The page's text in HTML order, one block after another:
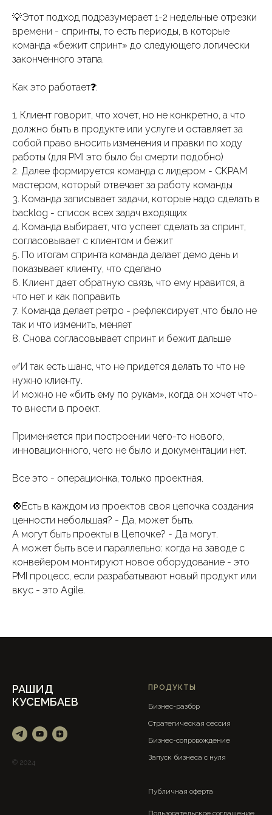
💡Этот подход подразумерает 1-2 недельные отрезки
времени - спринты, то есть периоды, в которые
команда «бежит спринт» до следующего логически
законченного этапа.
Как это работает❓:
1. Клиент говорит, что хочет, но не конкретно, а что
должно быть в продукте или услуге и оставляет за
собой право вносить изменения и правки по ходу
работы (для PMI это было бы смерти подобно)
2. Далее формируется команда с лидером - СКРАМ
мастером, который отвечает за работу команды
3. Команда записывает задачи, которые надо сделать в
backlog - список всех задач входящих
4. Команда выбирает, что успеет сделать за спринт,
согласовывает с клиентом и бежит
5. По итогам спринта команда делает демо день и
показывает клиенту, что сделано
6. Клиент дает обратную связь, что ему нравится, а
что нет и как поправить
7. Команда делает ретро - рефлексирует ,что было не
так и что изменить, меняет
8. Снова согласовывает спринт и бежит дальше
✅И так есть шанс, что не придется делать то что не
нужно клиенту.
И можно не «бить ему по рукам», когда он хочет что-
то внести в проект.
Применяется при построении чего-то нового,
инновационного, чего не было и документации нет.
Все это - операционка, только проектная.
🔘Есть в каждом из проектов своя цепочка создания
ценности небольшая? - Да, может быть.
А могут быть проекты в Цепочке? - Да могут.
А может быть все и параллельно: когда на заводе с
конвейером монтируют новое оборудование - это
PMI процесс, если разрабатывают новый продукт или
вкус - это Agile.
РАШИД
КУСЕМБАЕВ
© 2024
ПРОДУКТЫ
Бизнес-разбор
Стратегическая сессия
Бизнес-сопровождение
Запуск бизнеса с нуля
Публичная оферта
Пользовательское соглашение